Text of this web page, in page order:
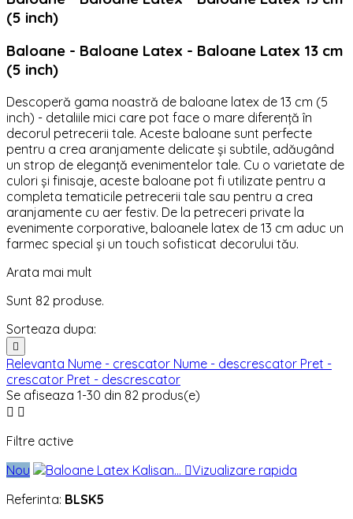
(5 inch)
Baloane - Baloane Latex - Baloane Latex 13 cm
(5 inch)
Descoperă gama noastră de baloane latex de 13 cm (5
inch) - detaliile mici care pot face o mare diferență în
decorul petrecerii tale. Aceste baloane sunt perfecte
pentru a crea aranjamente delicate și subtile, adăugând
un strop de eleganță evenimentelor tale. Cu o varietate de
culori și finisaje, aceste baloane pot fi utilizate pentru a
completa tematicile petrecerii tale sau pentru a crea
aranjamente cu aer festiv. De la petreceri private la
evenimente corporative, baloanele latex de 13 cm aduc un
farmec special și un touch sofisticat decorului tău.
Arata mai mult
Sunt 82 produse.
Sorteaza dupa:

Relevanta Nume - crescator Nume - descrescator Pret -
crescator Pret - descrescator
Se afiseaza 1-30 din 82 produs(e)
 
Filtre active
Nou
Vizualizare rapida
Referinta: BLSK5